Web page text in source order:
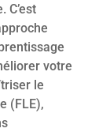
C’est
votre
le
(FLE),